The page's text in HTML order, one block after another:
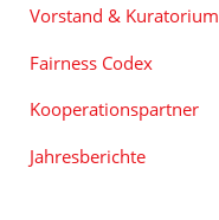
Vorstand & Kuratorium
Fairness Codex
Kooperationspartner
Jahresberichte